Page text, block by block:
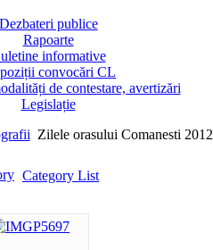
Dezbateri publice
Rapoarte
informative
convocări CL
de contestare, avertizări
Legislație
Zilele orasului Comanesti 2012
Category List